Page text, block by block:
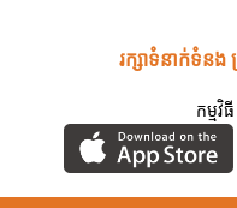
រក្សាទំនាក់ទំនង
កម្ម